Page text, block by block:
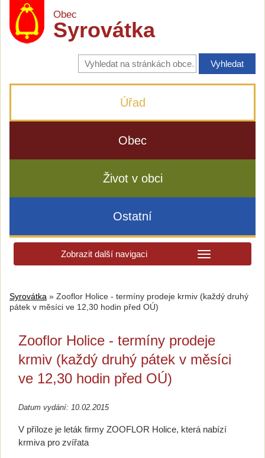
Obec
Syrovátka
Vyhledávání
na
stránkách
Úřad
Obec
Život v obci
Ostatní
Zobrazit další navigaci
Syrovátka » Zooflor Holice - termíny prodeje krmiv (každý druhý
pátek v měsíci ve 12,30 hodin před OÚ)
Zooflor Holice - termíny prodeje
krmiv (každý druhý pátek v měsíci
ve 12,30 hodin před OÚ)
Datum vydání: 10.02.2015
V příloze je leták firmy ZOOFLOR Holice, která nabízí
krmiva pro zvířata